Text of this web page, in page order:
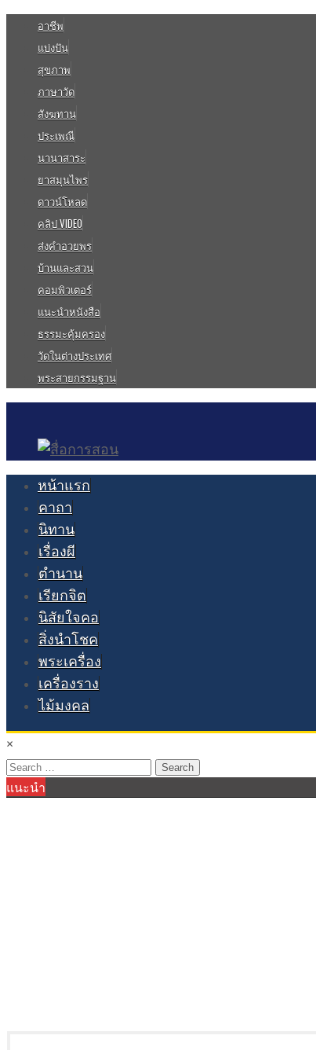
อาชีพ
แบ่งปัน
สุขภาพ
ภาษาวัด
สังฆทาน
ประเพณี
นานาสาระ
ยาสมุนไพร
ดาวน์โหลด
คลิป VIDEO
ส่งคำอวยพร
บ้านและสวน
คอมพิวเตอร์
แนะนำหนังสือ
ธรรมะคุ้มครอง
วัดในต่างประเทศ
พระสายกรรมฐาน
หน้าแรก
คาถา
นิทาน
เรื่องผี
ตำนาน
เรียกจิต
นิสัยใจคอ
สิ่งนำโชค
พระเครื่อง
เครื่องราง
ไม้มงคล
×
Search
for:
แนะนำ